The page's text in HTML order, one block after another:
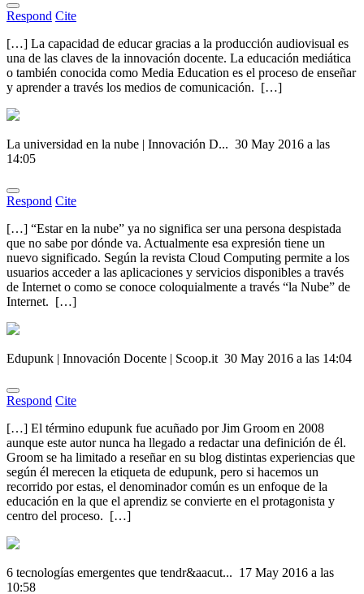
Respond Cite
[…] La capacidad de educar gracias a la producción audiovisual es
una de las claves de la innovación docente. La educación mediática
o también conocida como Media Education es el proceso de enseñar
y aprender a través los medios de comunicación. […]
La universidad en la nube | Innovación D... 30 May 2016 a las
14:05
Respond Cite
[…] “Estar en la nube” ya no significa ser una persona despistada
que no sabe por dónde va. Actualmente esa expresión tiene un
nuevo significado. Según la revista Cloud Computing permite a los
usuarios acceder a las aplicaciones y servicios disponibles a través
de Internet o como se conoce coloquialmente a través “la Nube” de
Internet. […]
Edupunk | Innovación Docente | Scoop.it 30 May 2016 a las 14:04
Respond Cite
[…] El término edupunk fue acuñado por Jim Groom en 2008
aunque este autor nunca ha llegado a redactar una definición de él.
Groom se ha limitado a reseñar en su blog distintas experiencias que
según él merecen la etiqueta de edupunk, pero si hacemos un
recorrido por estas, el denominador común es un enfoque de la
educación en la que el aprendiz se convierte en el protagonista y
centro del proceso. […]
6 tecnologías emergentes que tendr&aacut... 17 May 2016 a las
10:58